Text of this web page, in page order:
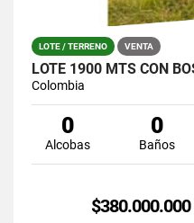
LOTE / TERRENO VENTA
Colombia
0
Alcobas
0
Baños
$380.000.000